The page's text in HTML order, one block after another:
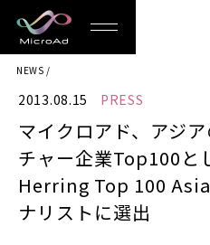
MicroAd
-
Redesigning
the
Future
Life
NEWS
2013.08.15 PRESS
マイクロアド、アジ
チャー企業Top100
Herring Top 100
ナリストに選出